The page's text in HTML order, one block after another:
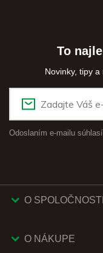
To
Novinky, tipy
Odoslaním e-mailu
O SPOLOČNOSTI
O NÁKUPE